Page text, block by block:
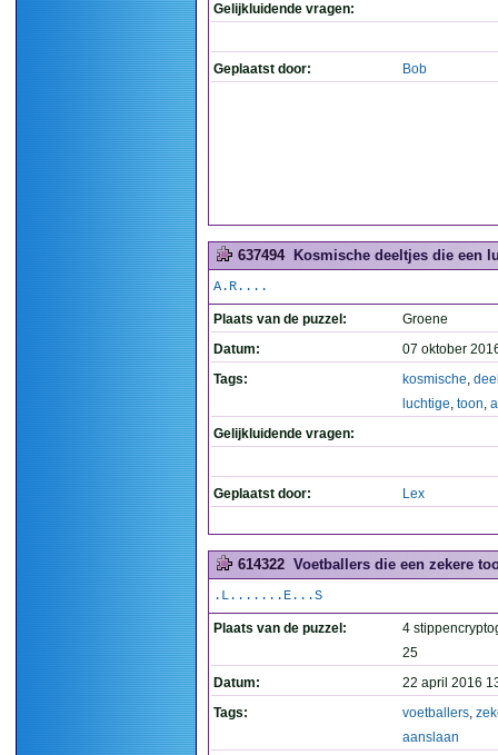
Gelijkluidende vragen:
Geplaatst door: Bob
637494 Kosmische deeltjes die een
A.R....
Plaats van de puzzel:
Groene
Datum:
07 oktober
Tags:
kosmische,
luchtige, toon,
Gelijkluidende vragen:
Geplaatst door: Lex
614322 Voetballers die een zekere
.L.......E...S
Plaats van de puzzel:
4
25
Datum:
22 april 2016
Tags:
voetballers,
aanslaan